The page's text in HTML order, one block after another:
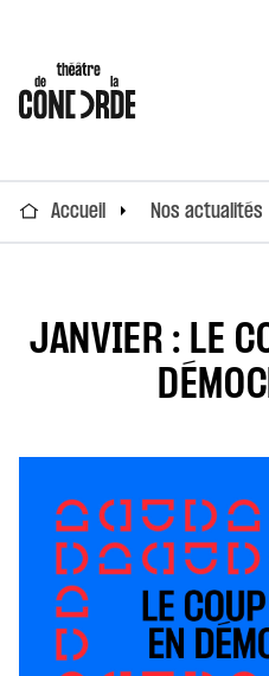
Accueil Nos actualités
JANVIER : LE